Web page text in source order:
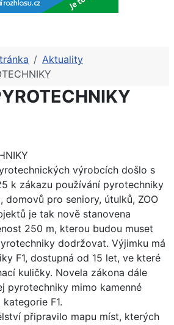
Aktuality
výrobcích došlo s
k zákazu používání pyrotechniky
domovů pro seniory, útulků, ZOO
je tak nově stanovena
250 m, kterou budou muset
dodržovat. Výjimku má
F1, dostupná od 15 let, ve které
kuličky. Novela zákona dále
pyrotechniky mimo kamenné
F1.
připravilo mapu míst, kterých